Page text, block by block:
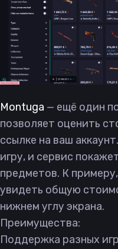
Montuga — ещё один
позволяет оценить
ссылке на ваш
игру, и сервис
предметов. К
увидеть общую
нижнем углу экрана.
Преимущества:
Поддержка разных